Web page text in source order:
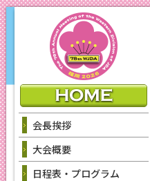
会長挨拶
大会概要
日程表・プログラム